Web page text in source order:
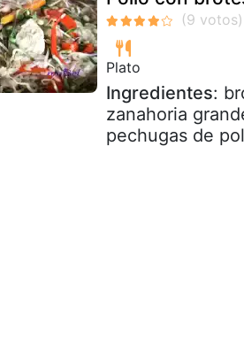
Plato
Ingredientes:
zanahoria
pechugas de